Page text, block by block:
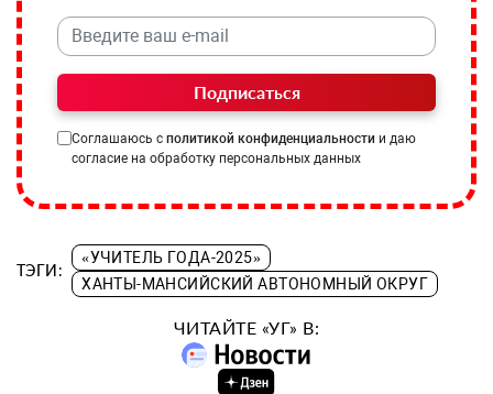
Подписаться
Соглашаюсь с политикой конфиденциальности и даю
согласие на обработку персональных данных
ТЭГИ:
«УЧИТЕЛЬ ГОДА-2025»
ХАНТЫ-МАНСИЙСКИЙ АВТОНОМНЫЙ ОКРУГ
ЧИТАЙТЕ «УГ» В: